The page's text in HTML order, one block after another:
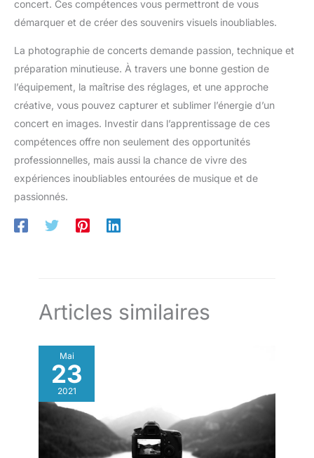
concert. Ces compétences vous permettront de vous
démarquer et de créer des souvenirs visuels inoubliables.
La photographie de concerts demande passion, technique et
préparation minutieuse. À travers une bonne gestion de
l’équipement, la maîtrise des réglages, et une approche
créative, vous pouvez capturer et sublimer l’énergie d’un
concert en images. Investir dans l’apprentissage de ces
compétences offre non seulement des opportunités
professionnelles, mais aussi la chance de vivre des
expériences inoubliables entourées de musique et de
passionnés.
Articles similaires
Mai
23
2021